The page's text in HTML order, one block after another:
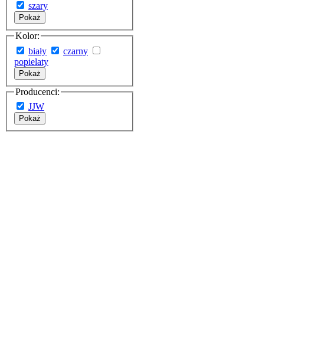
szary
Pokaż
Kolor:
biały
czarny
popielaty
Pokaż
Producenci:
JJW
Pokaż